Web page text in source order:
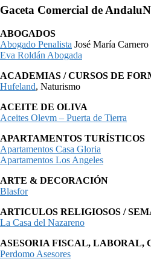
Gaceta Comercial de
ABOGADOS
Abogado Penalista José María Carnero
Eva Roldán Abogada
ACADEMIAS / CURSOS DE
Hufeland, Naturismo
ACEITE DE OLIVA
Aceites Olevm – Puerta de Tierra
APARTAMENTOS TURÍSTICOS
Apartamentos Casa Gloria
Apartamentos Los Angeles
ARTE & DECORACIÓN
Blasfor
ARTICULOS RELIGIOSOS /
La Casa del Nazareno
ASESORIA FISCAL, LABORAL,
Perdomo Asesores